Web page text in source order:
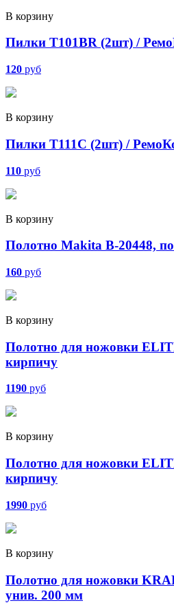
В корзину
Пилки T101BR (2шт) /
120 руб
В корзину
Пилки T111C (2шт) /
110 руб
В корзину
Полотно Makita B-20448,
160 руб
В корзину
Полотно для ножовки
кирпичу
1190 руб
В корзину
Полотно для ножовки
кирпичу
1990 руб
В корзину
Полотно для ножовки
унив. 200 мм